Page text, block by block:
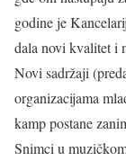
godine je
dala novi kvalitet i
Novi sadržaji
organizacijama
kamp postane
Snimci u